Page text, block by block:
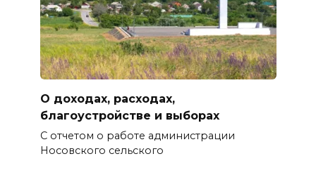
О доходах, расходах,
благоустройстве и выборах
С отчетом о работе администрации
Носовского сельского